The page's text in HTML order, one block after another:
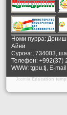
Номи пурра:
Айнӣ
Суроға:, 734003,
Телефон: +992(37)
WWW: tgpu.tj, E-
Joomla Education